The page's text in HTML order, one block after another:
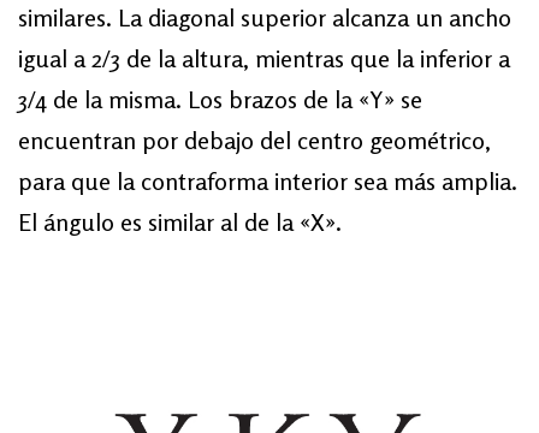
similares. La diagonal superior alcanza un ancho
igual a 2/3 de la altura, mientras que la inferior a
3/4 de la misma. Los brazos de la «Y» se
encuentran por debajo del centro geométrico,
para que la contraforma interior sea más amplia.
El ángulo es similar al de la «X».